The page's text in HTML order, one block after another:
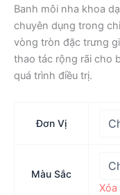
Banh môi nha khoa
chuyên dụng trong
vòng tròn đặc trưng
thao tác rộng rãi cho
quá trình điều trị.
Đơn Vị
Màu Sắc
Xóa